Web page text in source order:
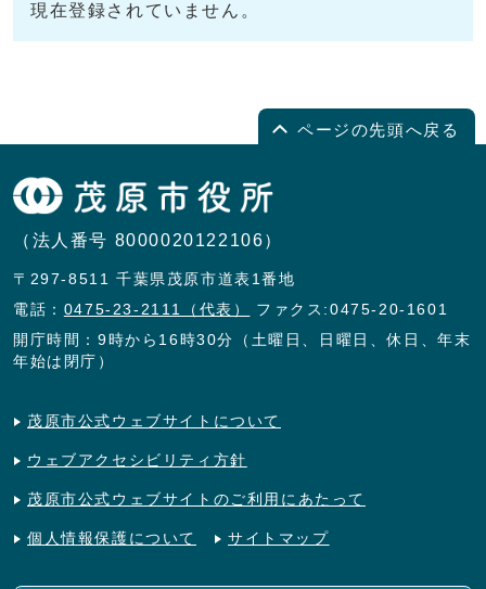
現在登録されていません。
ページの先頭へ戻る
（法人番号 8000020122106）
〒297-8511 千葉県茂原市道表1番地
電話： 0475-23-2111（代表）
ファクス:0475-20-1601
開庁時間：9時から16時30分（土曜日、日曜日、休日、年末
年始は閉庁）
茂原市公式ウェブサイトについて
ウェブアクセシビリティ方針
茂原市公式ウェブサイトのご利用にあたって
個人情報保護について サイトマップ